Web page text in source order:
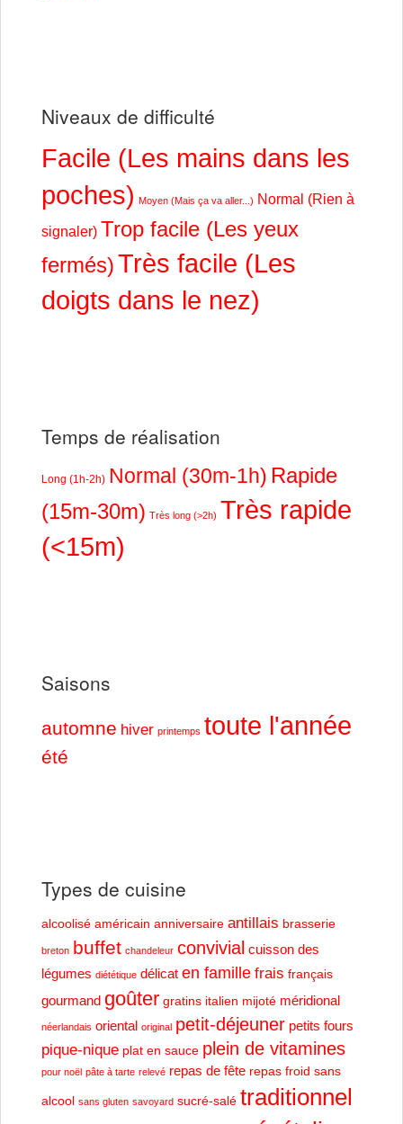
Niveaux de difficulté
Facile (Les mains dans les
poches) Moyen (Mais ça va aller...) Normal (Rien à
signaler) Trop facile (Les yeux
fermés)Très facile (Les
doigts dans le nez)
Temps de réalisation
Long (1h-2h) Normal (30m-1h) Rapide
(15m-30m) Très long (>2h) Très rapide
(<15m)
Saisons
automne hiver printemps toute l'année
été
Types de cuisine
alcoolisé américain anniversaire antillais brasserie
breton buffet chandeleur convivial cuisson des
légumes diététique délicat en famille frais français
gourmand goûter gratins italien mijoté méridional
néerlandais oriental original petit-déjeuner petits fours
pique-nique plat en sauce plein de vitamines
pour noël pâte à tarte relevé repas de fête repas froid sans
alcool sans gluten savoyard sucré-salé traditionnel